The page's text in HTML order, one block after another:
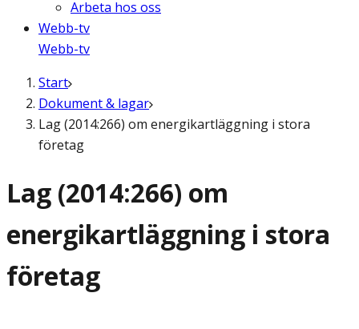
Arbeta hos oss
Webb-tv
Webb-tv
Start
Dokument & lagar
Lag (2014:266) om energikartläggning i stora
företag
Lag (2014:266) om
energikartläggning i stora
företag